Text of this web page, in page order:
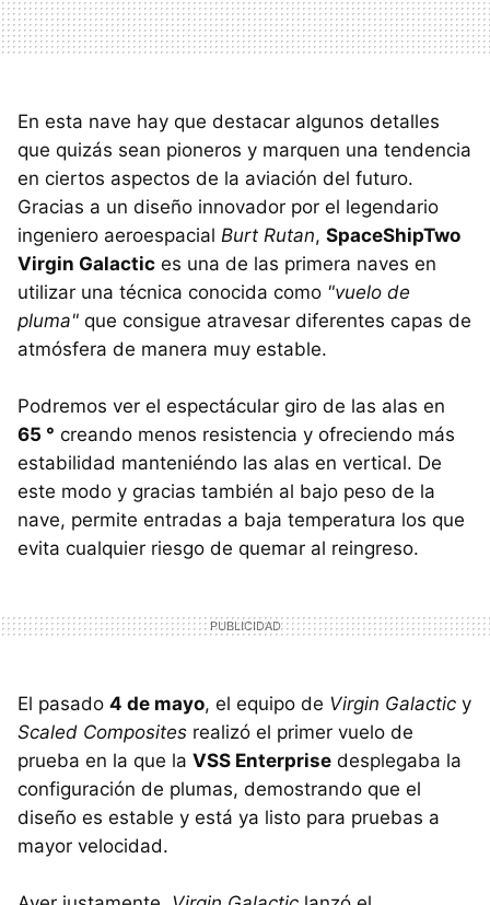
En esta nave hay que destacar algunos detalles
que quizás sean pioneros y marquen una tendencia
en ciertos aspectos de la aviación del futuro.
Gracias a un diseño innovador por el legendario
ingeniero aeroespacial Burt Rutan, SpaceShipTwo
Virgin Galactic es una de las primera naves en
utilizar una técnica conocida como "vuelo de
pluma" que consigue atravesar diferentes capas de
atmósfera de manera muy estable.
Podremos ver el espectácular giro de las alas en
65 ° creando menos resistencia y ofreciendo más
estabilidad manteniéndo las alas en vertical. De
este modo y gracias también al bajo peso de la
nave, permite entradas a baja temperatura los que
evita cualquier riesgo de quemar al reingreso.
El pasado 4 de mayo, el equipo de Virgin Galactic y
Scaled Composites realizó el primer vuelo de
prueba en la que la VSS Enterprise desplegaba la
configuración de plumas, demostrando que el
diseño es estable y está ya listo para pruebas a
mayor velocidad.